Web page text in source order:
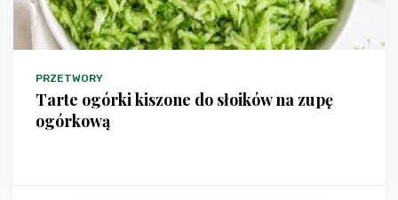
PRZETWORY
Tarte ogórki kiszone do słoików na zupę
ogórkową